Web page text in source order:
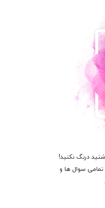
درنگ نکنید!
تمامی سوال ها و